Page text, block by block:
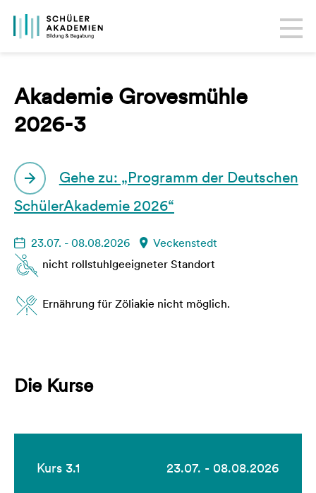
Akademie Grovesmühle
2026-3
Gehe zu: „Programm der Deutschen
SchülerAkademie 2026“
23.07. - 08.08.2026
Veckenstedt
nicht rollstuhlgeeigneter Standort
Ernährung für Zöliakie nicht möglich.
Die Kurse
Kurs 3.1 23.07. - 08.08.2026